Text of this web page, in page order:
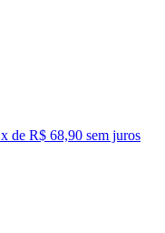
x de R$ 68,90 sem juros